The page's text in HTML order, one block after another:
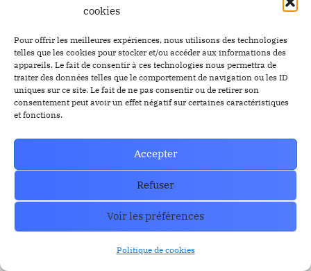
cookies
Pour offrir les meilleures expériences, nous utilisons des technologies
telles que les cookies pour stocker et/ou accéder aux informations des
appareils. Le fait de consentir à ces technologies nous permettra de
traiter des données telles que le comportement de navigation ou les ID
uniques sur ce site. Le fait de ne pas consentir ou de retirer son
consentement peut avoir un effet négatif sur certaines caractéristiques
et fonctions.
Accepter
Refuser
Voir les préférences
Politique de cookies
TAGS
$BBC$YEMAirdropAirdrop
$BBC
BitBankCoin
BitBankCoin Visa Card NFTs
bitcoin Bitwise BlackRockBRICS
ETF BitcoinETF Bitcoin Spot